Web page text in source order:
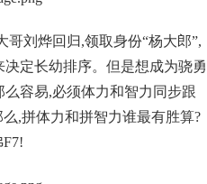
哥刘烨回归,领取身份“杨大郎”,
定长幼排序。但是想成为骁勇
容易,必须体力和智力同步跟
,拼体力和拼智力谁最有胜算?